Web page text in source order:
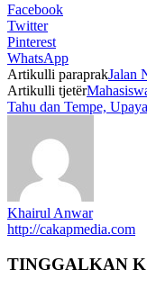
Facebook
Twitter
Pinterest
WhatsApp
Artikulli paraprakJalan
Artikulli tjetër
Tahu dan Tempe,
Khairul Anwar
http://cakapmedia.com
TINGGALKAN